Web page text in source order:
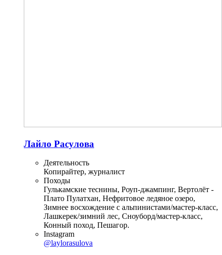
Лайло Расулова
Деятельность
Копирайтер, журналист
Походы
Гулькамские теснины, Роуп-джампинг, Вертолёт -
Плато Пулатхан, Нефритовое ледяное озеро,
Зимнее восхождение с альпинистами/мастер-класс,
Лашкерек/зимний лес, Сноуборд/мастер-класс,
Конный поход, Пешагор.
Instagram
@laylorasulova